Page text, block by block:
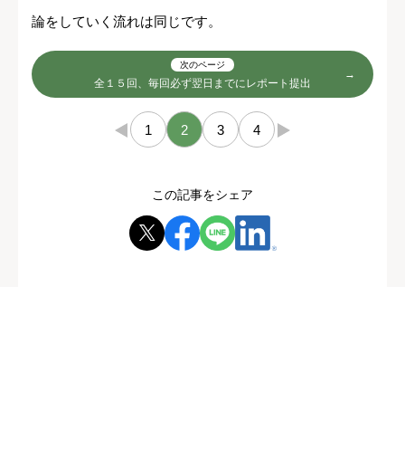
論をしていく流れは同じです。
次のページ
全１５回、毎回必ず翌日までにレポート提出
← 1 2 3 4 →
この記事をシェア